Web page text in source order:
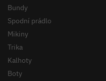
Bundy
Spodní prádlo
Mikiny
Trika
Kalhoty
Boty